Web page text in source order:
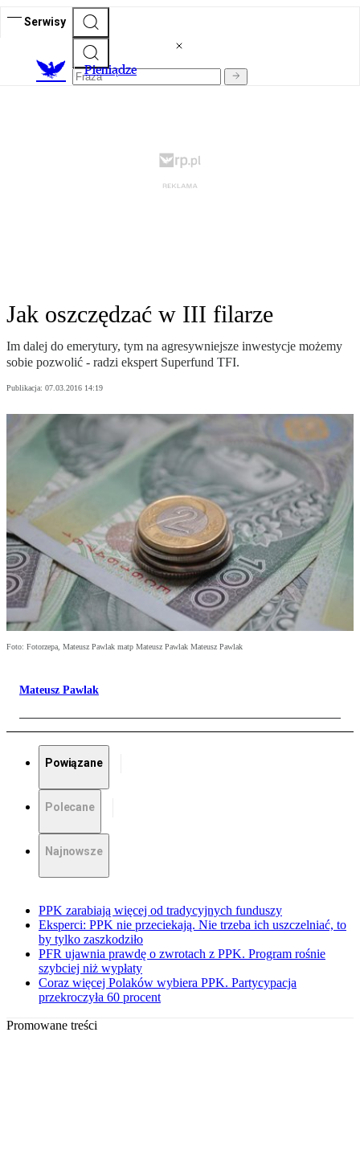
Serwisy
Pieniądze
Jak oszczędzać w III filarze
Im dalej do emerytury, tym na agresywniejsze inwestycje możemy
sobie pozwolić - radzi ekspert Superfund TFI.
Publikacja: 07.03.2016 14:19
Foto: Fotorzepa, Mateusz Pawlak matp Mateusz Pawlak Mateusz Pawlak
Mateusz Pawlak
Powiązane
Polecane
Najnowsze
PPK zarabiają więcej od tradycyjnych funduszy
Eksperci: PPK nie przeciekają. Nie trzeba ich uszczelniać, to
by tylko zaszkodziło
PFR ujawnia prawdę o zwrotach z PPK. Program rośnie
szybciej niż wypłaty
Coraz więcej Polaków wybiera PPK. Partycypacja
przekroczyła 60 procent
Promowane treści